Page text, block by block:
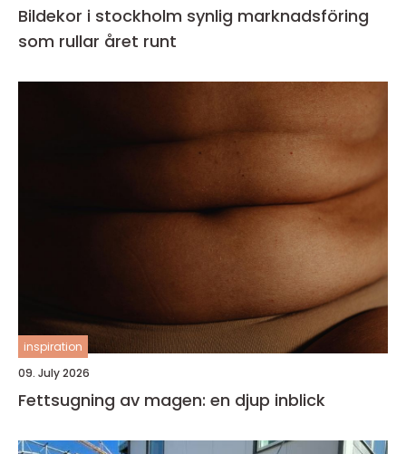
Bildekor i stockholm synlig marknadsföring
som rullar året runt
inspiration
09. July 2026
Fettsugning av magen: en djup inblick